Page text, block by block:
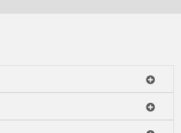
do IMS no Rio de Janeiro será
parceiras.